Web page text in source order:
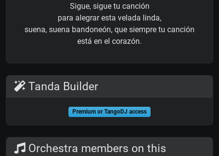
Sigue, sigue tu canción
para alegrar esta velada linda,
suena, suena bandoneón, que siempre tu canción
está en el corazón.
Tanda Builder
Premium or TangoDJ access
Orchestra members on this